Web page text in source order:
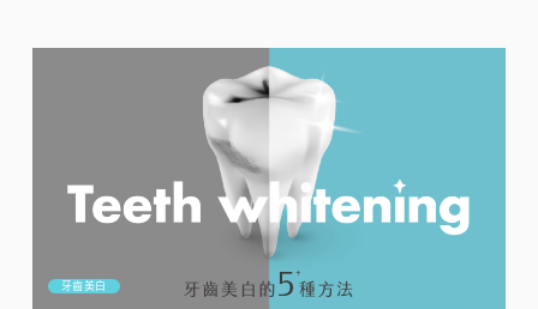
牙齒美白